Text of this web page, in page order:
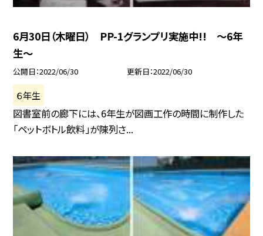
6月30日（木曜日） PP-1グランプリ実施中!! 〜6年
生〜
公開日 2022/06/30 更新日 2022/06/30
６年生
図書室前の廊下には、6年生が図画工作の時間に制作した
「ペットボトル飲料」が陳列さ...